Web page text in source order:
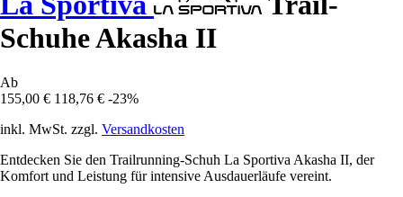
Schuhe Akasha II
Ab
155,00 € 118,76 € -23%
inkl. MwSt. zzgl. Versandkosten
Entdecken Sie den Trailrunning-Schuh La Sportiva Akasha II, der
Komfort und Leistung für intensive Ausdauerläufe vereint.